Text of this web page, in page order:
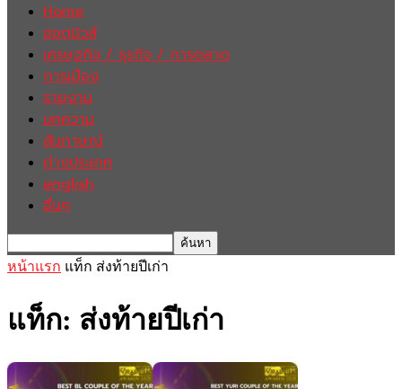
Home
ฮอตนิวส์
เศรษฐกิจ / ธุรกิจ / การตลาด
การเมือง
รายงาน
บทความ
สัมภาษณ์
ต่างประเทศ
english
อื่นๆ
หน้าแรก แท็ก ส่งท้ายปีเก่า
แท็ก: ส่งท้ายปีเก่า